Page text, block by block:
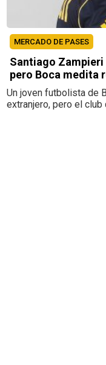
MERCADO DE PASES
Santiago
pero Boca medita
Un joven futbolista de
extranjero, pero el club